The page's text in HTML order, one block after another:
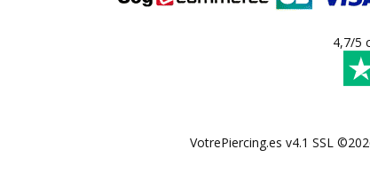
4,7/5
VotrePiercing.es v4.1 SSL